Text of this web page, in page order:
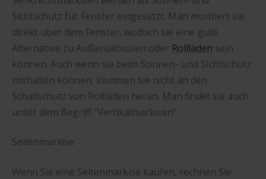
Sichtschutz für Fenster eingesetzt. Man montiert sie
direkt über dem Fenster, woduch sie eine gute
Alternative zu Außenjalousien oder Rollläden sein
können. Auch wenn sie beim Sonnen- und Sichtschutz
mithalten können, kommen sie nicht an den
Schallschutz von Rollläden heran. Man findet sie auch
unter dem Begriff “Vertikalmarkisen”.
Seitenmarkise
Wenn Sie eine Seitenmarkise kaufen, rechnen Sie